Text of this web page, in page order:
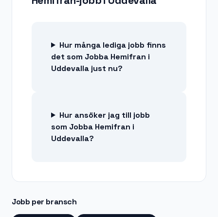
Hur många lediga jobb finns
det som Jobba Hemifran i
Uddevalla just nu?
Hur ansöker jag till jobb
som Jobba Hemifran i
Uddevalla?
Jobb per bransch